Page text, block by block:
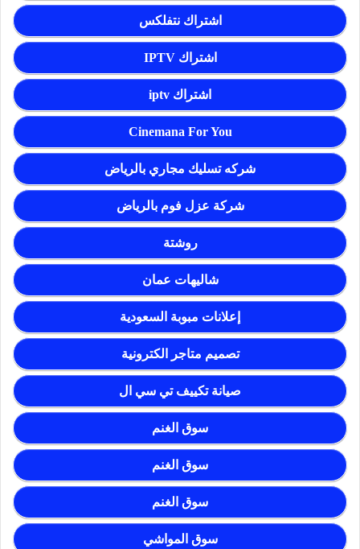
اشتراك نتفلكس
اشتراك IPTV
اشتراك iptv
Cinemana For You
شركه تسليك مجاري بالرياض
شركة عزل فوم بالرياض
روشتة
شاليهات عمان
إعلانات مبوبة السعودية
تصميم متاجر الكترونية
صيانة تكييف تي سي ال
سوق الغنم
سوق الغنم
سوق الغنم
سوق المواشي